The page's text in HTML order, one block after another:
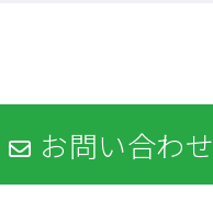
お問い合わ